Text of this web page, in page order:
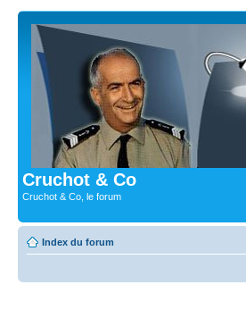
Cruchot & Co
Cruchot & Co, le forum
Index du forum